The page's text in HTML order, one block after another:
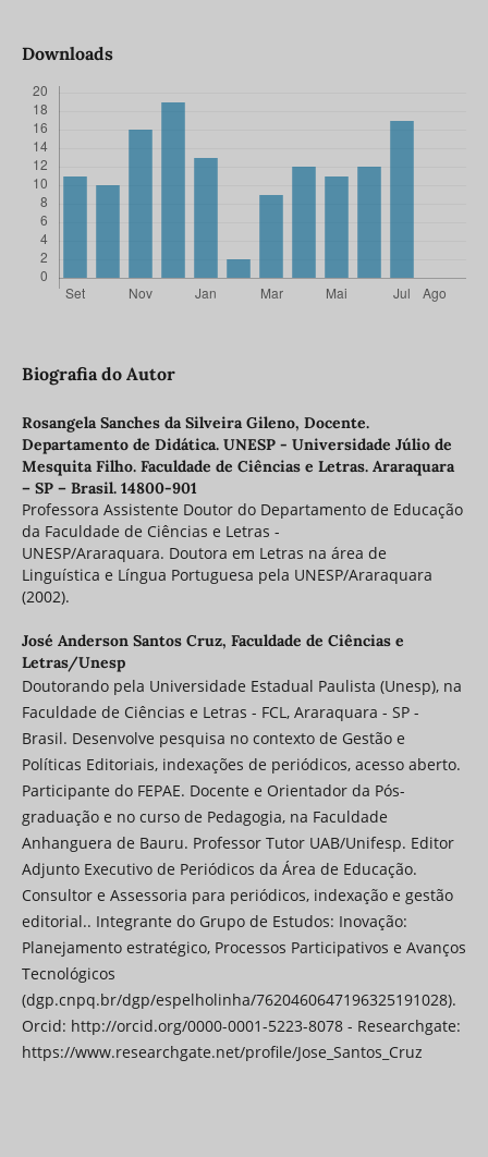
Downloads
Biografia do Autor
Rosangela Sanches da Silveira Gileno, Docente.
Departamento de Didática. UNESP - Universidade Júlio de
Mesquita Filho. Faculdade de Ciências e Letras. Araraquara
– SP – Brasil. 14800-901
Professora Assistente Doutor do Departamento de Educação
da Faculdade de Ciências e Letras -
UNESP/Araraquara. Doutora em Letras na área de
Linguística e Língua Portuguesa pela UNESP/Araraquara
(2002).
José Anderson Santos Cruz, Faculdade de Ciências e
Letras/Unesp
Doutorando pela Universidade Estadual Paulista (Unesp), na
Faculdade de Ciências e Letras - FCL, Araraquara - SP -
Brasil. Desenvolve pesquisa no contexto de Gestão e
Políticas Editoriais, indexações de periódicos, acesso aberto.
Participante do FEPAE. Docente e Orientador da Pós-
graduação e no curso de Pedagogia, na Faculdade
Anhanguera de Bauru. Professor Tutor UAB/Unifesp. Editor
Adjunto Executivo de Periódicos da Área de Educação.
Consultor e Assessoria para periódicos, indexação e gestão
editorial.. Integrante do Grupo de Estudos: Inovação:
Planejamento estratégico, Processos Participativos e Avanços
Tecnológicos
(dgp.cnpq.br/dgp/espelholinha/7620460647196325191028).
Orcid: http://orcid.org/0000-0001-5223-8078 - Researchgate:
https://www.researchgate.net/profile/Jose_Santos_Cruz